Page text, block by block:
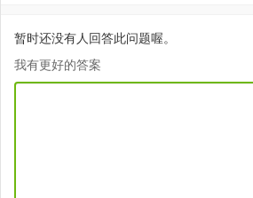
暂时还没有人回答此问题喔。
我有更好的答案